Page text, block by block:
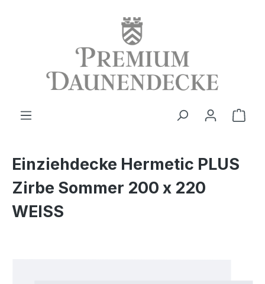
Einziehdecke Hermetic PLUS
Zirbe Sommer 200 x 220
WEISS